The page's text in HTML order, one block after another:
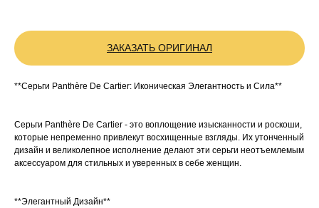
ЗАКАЗАТЬ ОРИГИНАЛ
**Серьги Panthère De Cartier: Иконическая Элегантность и Сила**
Серьги Panthère De Cartier - это воплощение изысканности и роскоши,
которые непременно привлекут восхищенные взгляды. Их утонченный
дизайн и великолепное исполнение делают эти серьги неотъемлемым
аксессуаром для стильных и уверенных в себе женщин.
**Элегантный Дизайн**